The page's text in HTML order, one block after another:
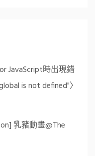
JavaScript時出現錯
is not defined"〉
乳豬動畫@The